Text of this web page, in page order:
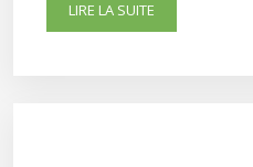
LIRE LA SUITE